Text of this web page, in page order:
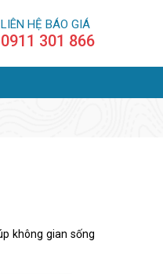
LIÊN HỆ BÁO GIÁ
0911 301 866
không gian sống